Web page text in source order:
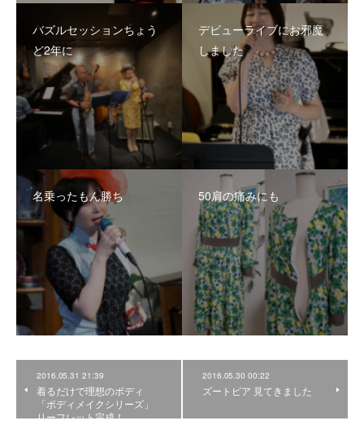
バズルセッションちょう
ど2年に
デビューライブにお邪魔
しました
名乗ったもん勝ち 50肩の痛みにも
2016.05.31 21:39
着るだけで理想のボディ
「ボディメイクシリーズ」
リーフレット完成！
2016.05.30 00:22
ズートピア 見てきました